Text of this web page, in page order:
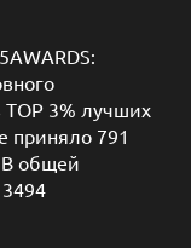
TOP 3% лучших
приняло 791
В общей